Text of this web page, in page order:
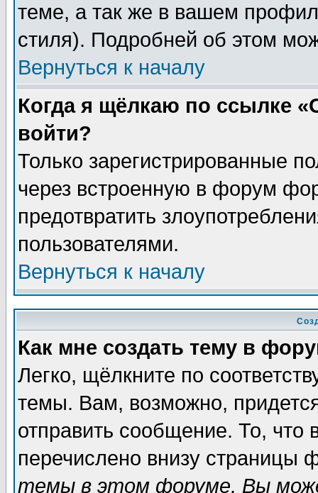
теме, а так же в вашем
стиля). Подробней об этом
Вернуться к началу
Когда я щёлкаю по ссылке
войти?
Только зарегистрированные
через встроенную в форум
предотвратить
пользователями.
Вернуться к началу
Как мне создать тему в
Легко, щёлкните по
темы. Вам, возможно,
отправить сообщение. То,
перечислено внизу страницы
темы в этом форуме, Вы